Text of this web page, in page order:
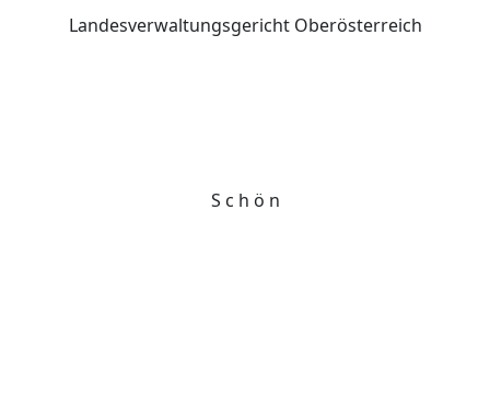
Landesverwaltungsgericht Oberösterreich
S c h ö n